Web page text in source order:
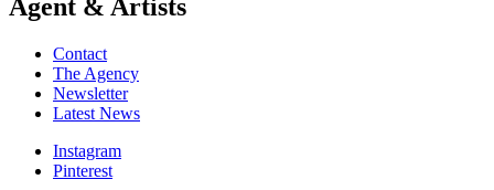
Agent & Artists
Contact
The Agency
Newsletter
Latest News
Instagram
Pinterest